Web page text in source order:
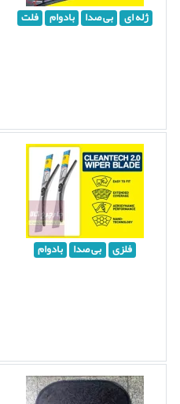
ژله ای بی صدا بادوام فلت
فلزی بی صدا بادوام